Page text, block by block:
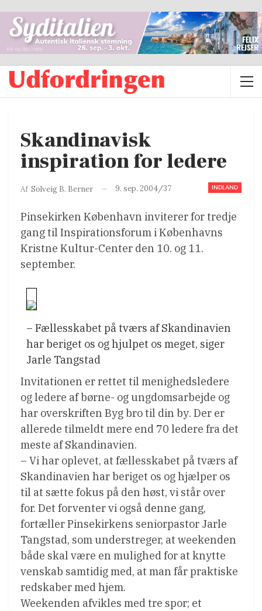
Skandinavisk
inspiration for ledere
INDLAND
Af Solveig B. Berner 9. sep. 2004/37
Pinsekirken København inviterer for tredje
gang til Inspirationsforum i Københavns
Kristne Kultur-Center den 10. og 11.
september.
– Fællesskabet på tværs af Skandinavien
har beriget os og hjulpet os meget, siger
Jarle Tangstad
Invitationen er rettet til menighedsledere
og ledere af børne- og ungdomsarbejde og
har overskriften Byg bro til din by. Der er
allerede tilmeldt mere end 70 ledere fra det
meste af Skandinavien.
– Vi har oplevet, at fællesskabet på tværs af
Skandinavien har beriget os og hjælper os
til at sætte fokus på den høst, vi står over
for. Det forventer vi også denne gang,
fortæller Pinsekirkens seniorpastor Jarle
Tangstad, som understreger, at weekenden
både skal være en mulighed for at knytte
venskab samtidig med, at man får praktiske
redskaber med hjem.
Weekenden afvikles med tre spor; et